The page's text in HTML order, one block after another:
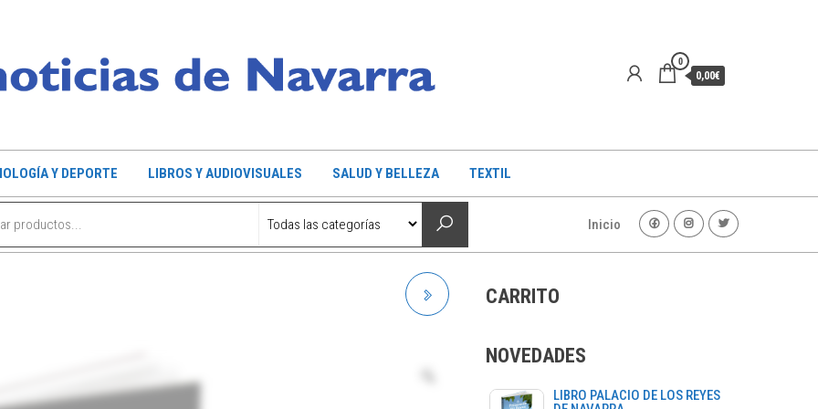
0
0,00€
Y DEPORTE LIBROS Y AUDIOVISUALES SALUD Y BELLEZA TEXTIL
Inicio
CARRITO
NOVEDADES
LIBRO PALACIO DE LOS REYES